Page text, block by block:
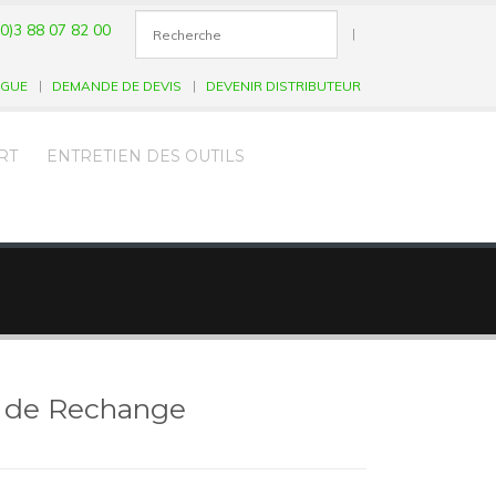
88 07 82 00 |
DEMANDE DE DEVIS DEVENIR DISTRIBUTEUR
ENTRETIEN DES OUTILS
Rechange